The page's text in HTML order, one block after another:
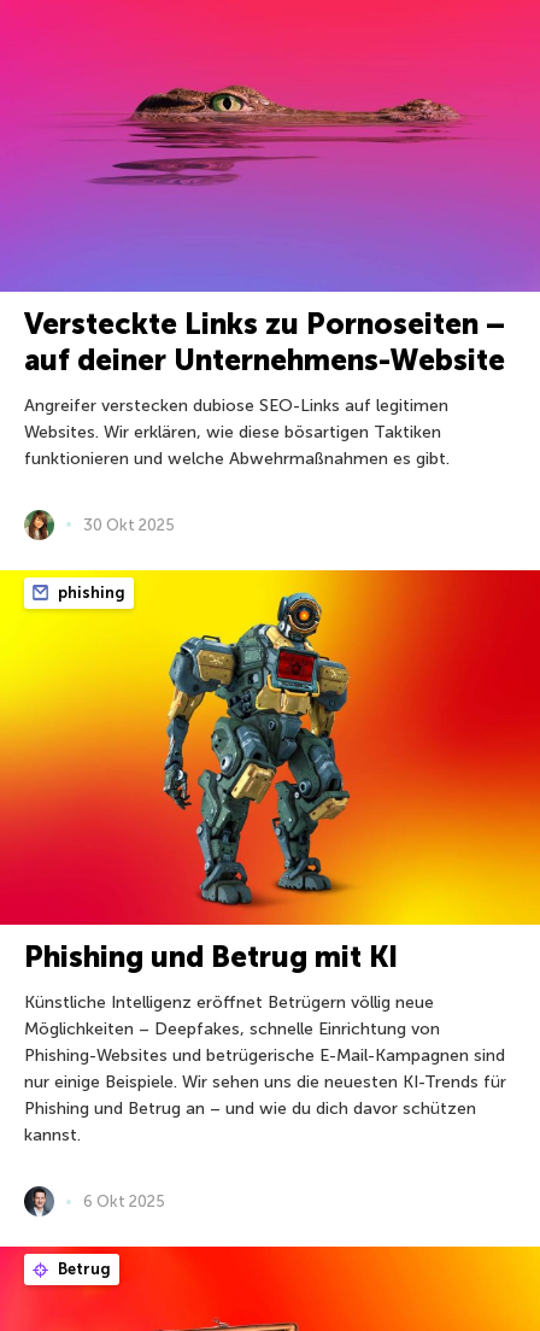
Versteckte Links zu Pornoseiten –
auf deiner Unternehmens-Website
Angreifer verstecken dubiose SEO-Links auf legitimen
Websites. Wir erklären, wie diese bösartigen Taktiken
funktionieren und welche Abwehrmaßnahmen es gibt.
30 Okt 2025
phishing
Phishing und Betrug mit KI
Künstliche Intelligenz eröffnet Betrügern völlig neue
Möglichkeiten – Deepfakes, schnelle Einrichtung von
Phishing-Websites und betrügerische E-Mail-Kampagnen sind
nur einige Beispiele. Wir sehen uns die neuesten KI-Trends für
Phishing und Betrug an – und wie du dich davor schützen
kannst.
6 Okt 2025
Betrug